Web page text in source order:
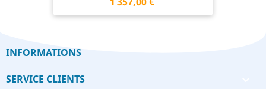
INFORMATIONS
SERVICE CLIENTS